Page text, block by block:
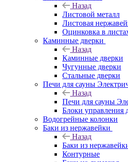
Назад
Листовой металл
Листовая
Оцинковка в
Каминные дверки
Назад
Каминные дверки
Чугунные дверки
Стальные дверки
Печи для сауны
Назад
Печи для сауны
Блоки управления
Водогрейные колонки
Баки из нержавейки
Назад
Баки из
Контурные